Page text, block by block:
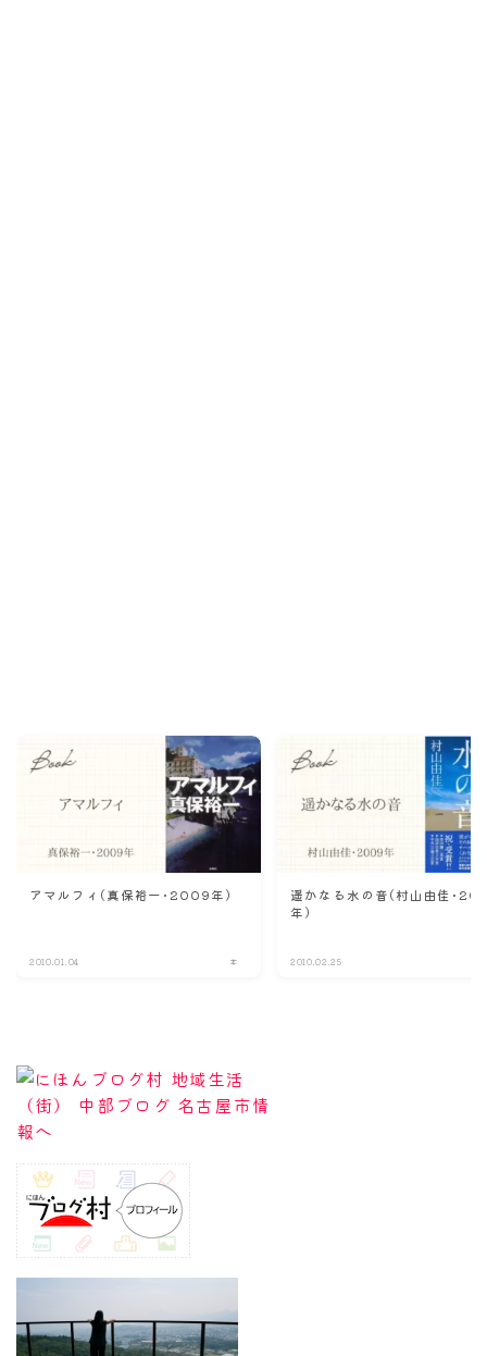
アマルフィ(真保裕一･2009年)
2010.01.04 本
遥かなる水の音(村山由佳･
年)
2010.02.25